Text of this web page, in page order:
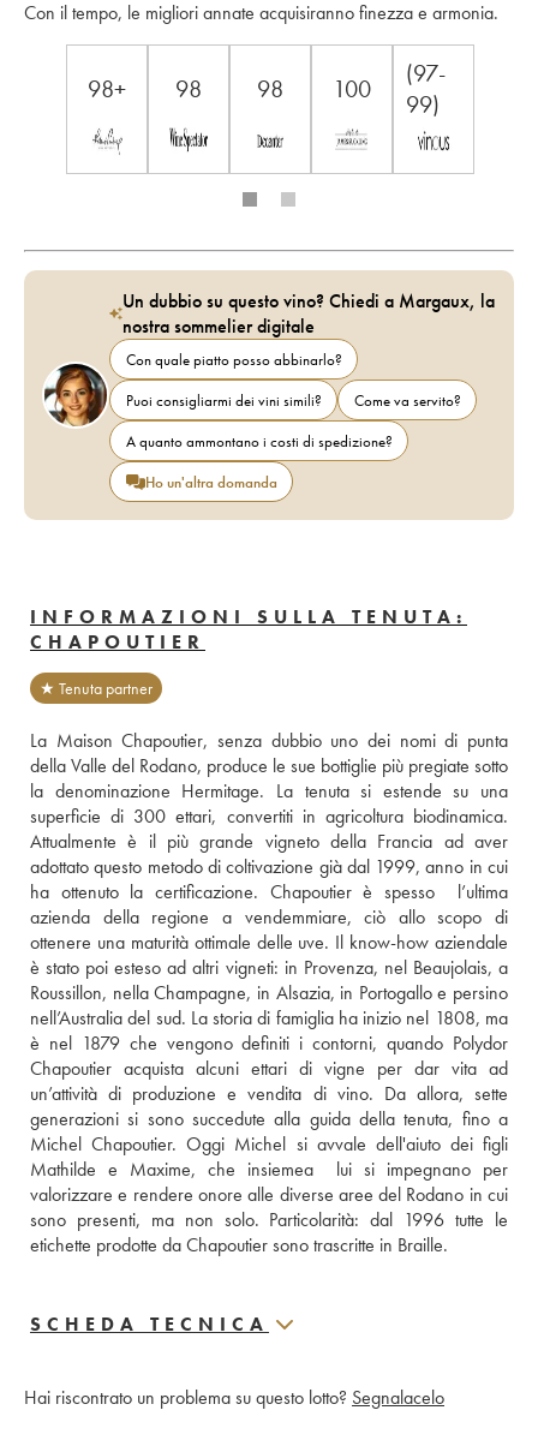
98+ 98 98 100
(97-
99)
Un dubbio su questo vino? Chiedi a Margaux, la
nostra sommelier digitale
Con quale piatto posso abbinarlo?
Puoi consigliarmi dei vini simili?
Come va servito?
A quanto ammontano i costi di spedizione?
Ho un'altra domanda
INFORMAZIONI SULLA TENUTA:
CHAPOUTIER
★ Tenuta partner
La Maison Chapoutier, senza dubbio uno dei nomi di punta
della Valle del Rodano, produce le sue bottiglie più pregiate sotto
la denominazione Hermitage. La tenuta si estende su una
superficie di 300 ettari, convertiti in agricoltura biodinamica.
Attualmente è il più grande vigneto della Francia ad aver
adottato questo metodo di coltivazione già dal 1999, anno in cui
ha ottenuto la certificazione. Chapoutier è spesso  l’ultima
azienda della regione a vendemmiare, ciò allo scopo di
ottenere una maturità ottimale delle uve. Il know-how aziendale
è stato poi esteso ad altri vigneti: in Provenza, nel Beaujolais, a
Roussillon, nella Champagne, in Alsazia, in Portogallo e persino
nell’Australia del sud. La storia di famiglia ha inizio nel 1808, ma
è nel 1879 che vengono definiti i contorni, quando Polydor
Chapoutier acquista alcuni ettari di vigne per dar vita ad
un’attività di produzione e vendita di vino. Da allora, sette
generazioni si sono succedute alla guida della tenuta, fino a
Michel Chapoutier. Oggi Michel si avvale dell'aiuto dei figli
Mathilde e Maxime, che insiemea  lui si impegnano per
valorizzare e rendere onore alle diverse aree del Rodano in cui
sono presenti, ma non solo. Particolarità: dal 1996 tutte le
etichette prodotte da Chapoutier sono trascritte in Braille.
SCHEDA TECNICA
Hai riscontrato un problema su questo lotto? Segnalacelo